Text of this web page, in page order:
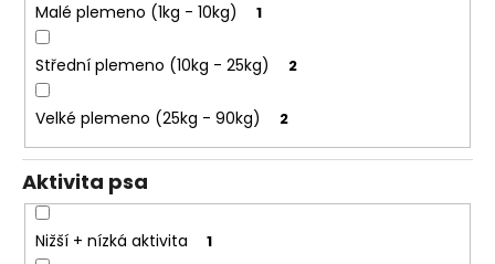
Malé plemeno (1kg - 10kg) 1
Střední plemeno (10kg - 25kg) 2
Velké plemeno (25kg - 90kg) 2
Aktivita psa
Nižší + nízká aktivita 1
?